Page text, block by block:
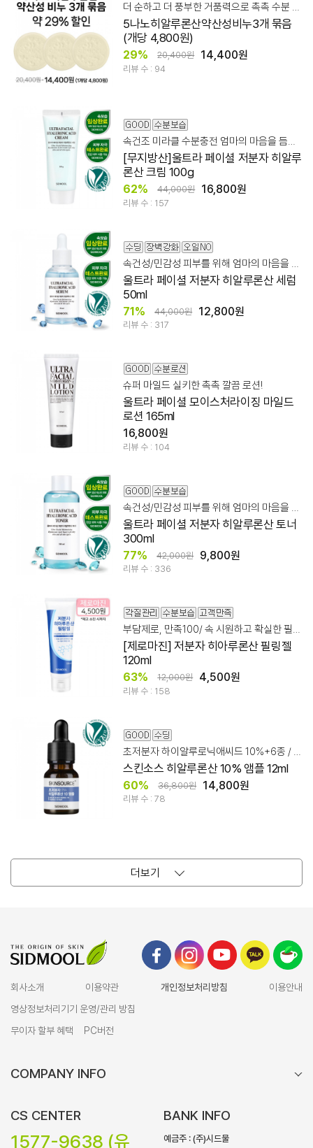
더 순하고 더 풍부한 거품력으로 촉촉 수분 영양 클렌징!
5나노히알루론산약산성비누3개 묶음
(개당 4,800원)
29% 20,400원 14,400원
리뷰 수 : 94
속건조 미라클 수분충전 엄마의 마음을 듬뿍 담아 만들었습니다.
[무지방산]울트라 페이셜 저분자 히알루
론산 크림 100g
62% 44,000원 16,800원
리뷰 수 : 157
속건성/민감성 피부를 위해 엄마의 마음을 듬뿍 담아 만들었습니다.
울트라 페이셜 저분자 히알루론산 세럼
50ml
71% 44,000원 12,800원
리뷰 수 : 317
슈퍼 마일드 실키한 촉촉 깔끔 로션!
울트라 페이셜 모이스처라이징 마일드
로션 165ml
16,800원
리뷰 수 : 104
속건성/민감성 피부를 위해 엄마의 마음을 듬뿍 담아 만들었습니다.
울트라 페이셜 저분자 히알루론산 토너
300ml
77% 42,000원 9,800원
리뷰 수 : 336
부담제로, 만족100/ 속 시원하고 확실한 필링젤!
[제로마진] 저분자 히아루론산 필링젤
120ml
63% 12,000원 4,500원
리뷰 수 : 158
초저분자 하이알루로닉애씨드 10%+6종 / 말이 아닌 결과로
스킨소스 히알루론산 10% 앰플 12ml
60% 36,800원 14,800원
리뷰 수 : 78
더보기
회사소개 이용약관 개인정보처리방침
이용안내
영상정보처리기기 운영/관리 방침
무이자 할부 혜택
PC버전
COMPANY INFO
CS CENTER
1577-9638 (유
BANK INFO
예금주 : (주)시드물